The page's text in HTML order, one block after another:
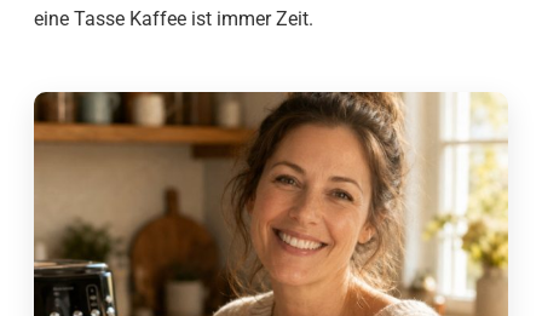
eine Tasse Kaffee ist immer Zeit.